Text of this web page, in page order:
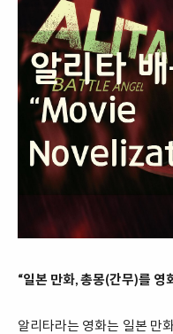
“일본 만화, 총몽(간무)를 영
알리타라는 영화는 일본 만